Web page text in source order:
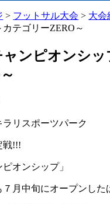
> フットサル大会 > 大会
テゴリーZERO～
ャンピオンシッ
ラリスポーツパーク
戦!!!
ピオンシップ」
月中旬にオープンした